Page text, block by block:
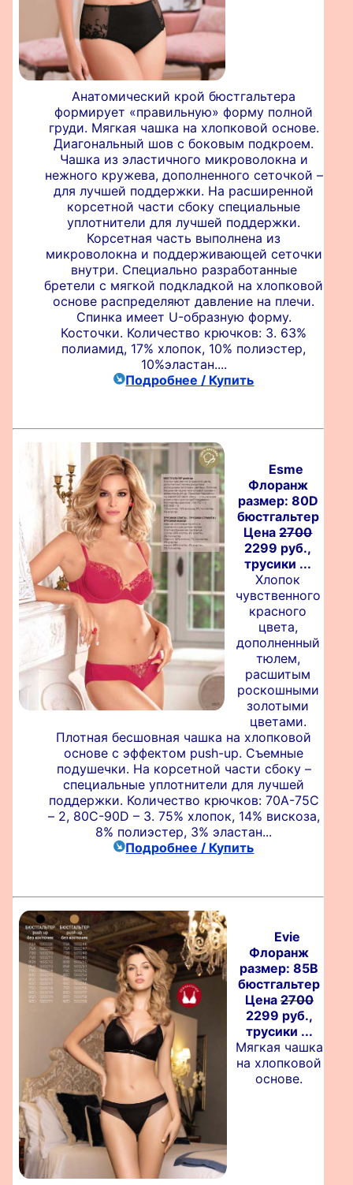
Анатомический крой бюстгальтера
формирует «правильную» форму полной
груди. Мягкая чашка на хлопковой основе.
Диагональный шов с боковым подкроем.
Чашка из эластичного микроволокна и
нежного кружева, дополненного сеточкой –
для лучшей поддержки. На расширенной
корсетной части сбоку специальные
уплотнители для лучшей поддержки.
Корсетная часть выполнена из
микроволокна и поддерживающей сеточки
внутри. Специально разработанные
бретели с мягкой подкладкой на хлопковой
основе распределяют давление на плечи.
Спинка имеет U-образную форму.
Косточки. Количество крючков: 3. 63%
полиамид, 17% хлопок, 10% полиэстер,
10%эластан....
Подробнее / Купить
Esme
Флоранж
размер: 80D
бюстгальтер
Цена2700
2299 руб.,
трусики ...
Хлопок
чувственного
красного
цвета,
дополненный
тюлем,
расшитым
роскошными
золотыми
цветами.
Плотная бесшовная чашка на хлопковой
основе c эффектом push-up. Съемные
подушечки. На корсетной части сбоку –
специальные уплотнители для лучшей
поддержки. Количество крючков: 70A-75C
– 2, 80C-90D – 3. 75% хлопок, 14% вискоза,
8% полиэстер, 3% эластан...
Подробнее / Купить
Evie
Флоранж
размер: 85B
бюстгальтер
Цена 2700
2299 руб.,
трусики ...
Мягкая чашка
на хлопковой
основе.